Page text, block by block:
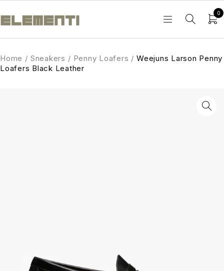
0
Home / Sneakers / Penny Loafers / Weejuns Larson Penny
Loafers Black Leather